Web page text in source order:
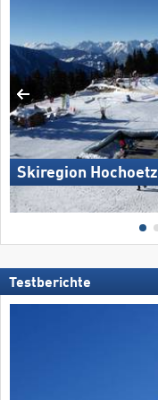
Skiregion Hochoetz
Testberichte